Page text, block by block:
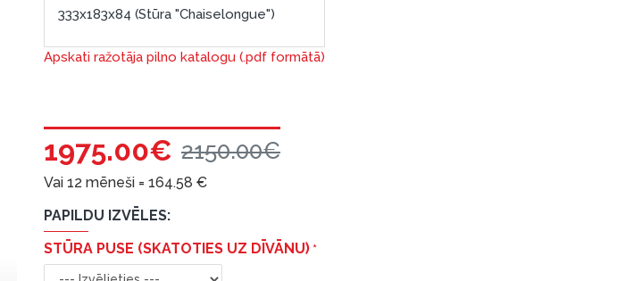
333x183x84 (Stūra "Chaiselongue")
Apskati ražotāja pilno katalogu (.pdf formātā)
1975.00€ 2150.00€
Vai 12 mēneši = 164.58 €
PAPILDU IZVĒLES:
STŪRA PUSE (SKATOTIES UZ DĪVĀNU)